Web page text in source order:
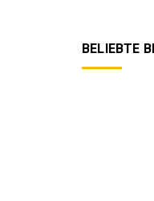
BELIEBTE